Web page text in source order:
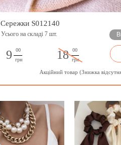
Сережки S012140
Усього на складі 7 шт.
9
00
грн
18
00
грн
Акційний товар (Знижка